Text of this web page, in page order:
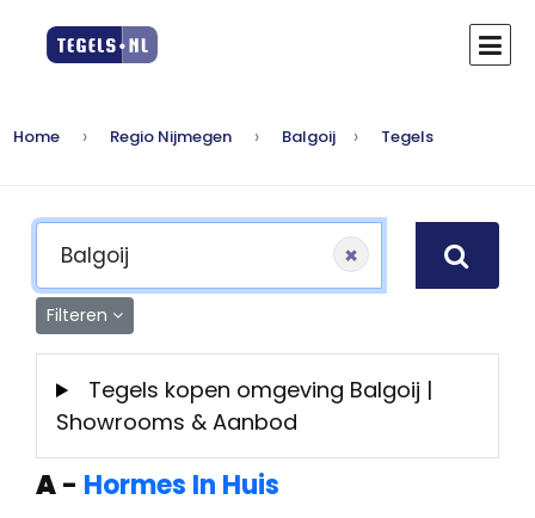
Home Regio Nijmegen Balgoij Tegels
×
Filteren
Tegels kopen omgeving Balgoij |
Showrooms & Aanbod
A- Hormes In Huis